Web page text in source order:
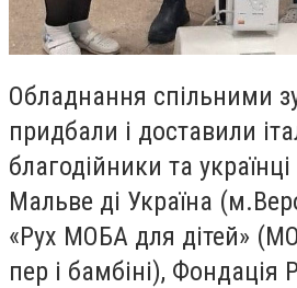
Обладнання спільними
придбали і доставили
благодійники та
Мальве ді Україна
«Рух МОБА для дітей»
пер і бамбіні), Фондація